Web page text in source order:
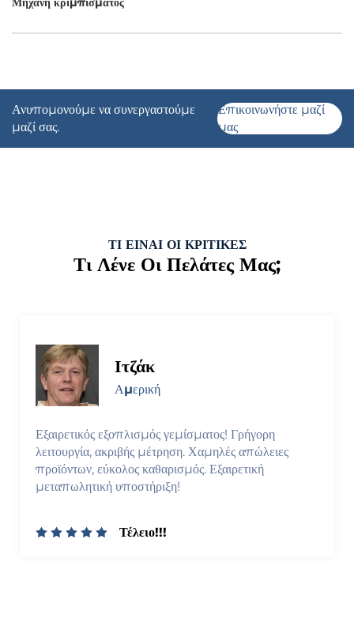
Ανυπομονούμε να συνεργαστούμε
μαζί σας.
Επικοινωνήστε μαζί
μας
ΤΙ ΕΙΝΑΙ ΟΙ ΚΡΙΤΙΚΕΣ
Τι Λένε Οι Πελάτες Μας;
Ιτζάκ
Αμερική
Εξαιρετικός εξοπλισμός γεμίσματος! Γρήγορη
λειτουργία, ακριβής μέτρηση. Χαμηλές απώλειες
προϊόντων, εύκολος καθαρισμός. Εξαιρετική
μεταπωλητική υποστήριξη!
Τέλειο!!!